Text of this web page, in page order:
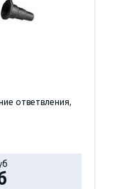
ответвления,